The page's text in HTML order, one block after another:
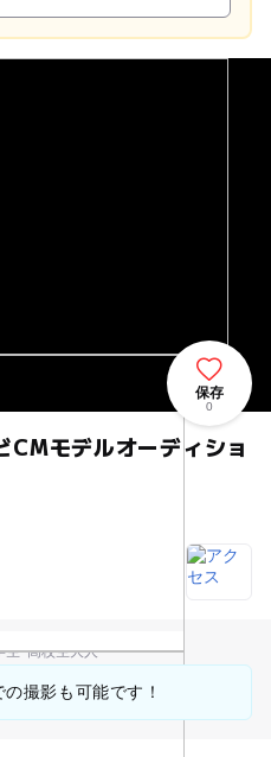
モデルオーディショ
保存
0
生･高校生大人
撮影も可能です！